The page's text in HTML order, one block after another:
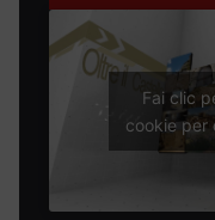
Fai clic
cookie per